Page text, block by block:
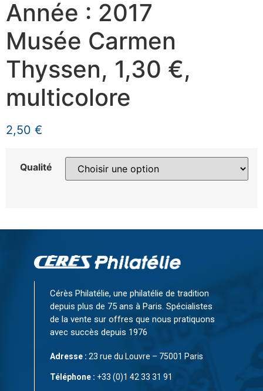
Année : 2017
Musée Carmen
Thyssen, 1,30 €,
multicolore
2,50 €
Qualité
Cérès Philatélie, une philatélie de tradition
depuis plus de 75 ans à Paris. Spécialistes
de la vente sur offres que nous pratiquons
avec succès depuis 1976
Adresse : 23 rue du Louvre – 75001 Paris
Téléphone : +33 (0)1 42 33 31 91